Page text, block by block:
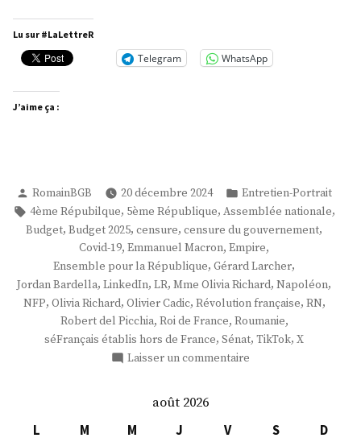
Richard »
Lu sur #LaLettreR
Telegram WhatsApp
J’aime ça :
Publié
par
RomainBGB 20 décembre 2024
Publié
dans
Entretien-Portrait
Étiquettes :
4ème Répubilque, 5ème République, Assemblée nationale,
Budget, Budget 2025, censure, censure du gouvernement,
Covid-19, Emmanuel Macron, Empire,
Ensemble pour la République, Gérard Larcher,
Jordan Bardella, LinkedIn, LR, Mme Olivia Richard, Napoléon,
NFP, Olivia Richard, Olivier Cadic, Révolution française, RN,
Robert del Picchia, Roi de France, Roumanie,
séFrançais établis hors de France, Sénat, TikTok, X
Laisser un commentaire
août 2026
L
M M J V S
D